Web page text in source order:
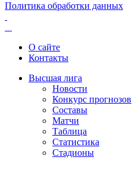
Политика обработки данных
О сайте
Контакты
Высшая лига
Новости
Конкурс прогнозов
Составы
Матчи
Таблица
Статистика
Стадионы